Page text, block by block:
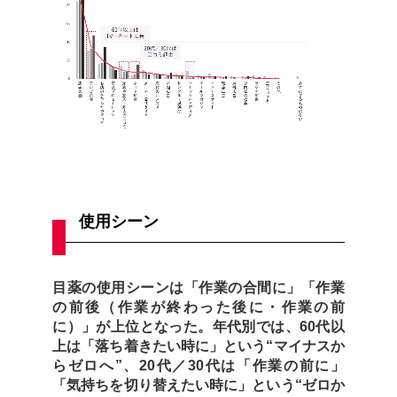
使用シーン
目薬の使用シーンは「作業の合間に」「作業
の前後（作業が終わった後に・作業の前
に）」が上位となった。年代別では、60代以
上は「落ち着きたい時に」という“マイナスか
らゼロへ”、20代／30代は「作業の前に」
「気持ちを切り替えたい時に」という“ゼロか